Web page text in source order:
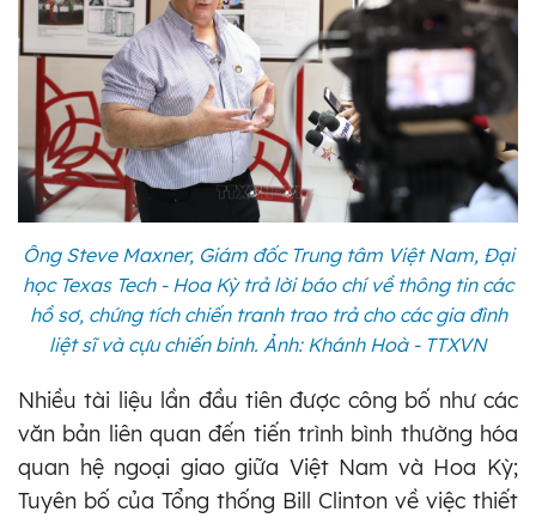
Ông Steve Maxner, Giám đốc Trung tâm Việt Nam, Đại
học Texas Tech - Hoa Kỳ trả lời báo chí về thông tin các
hồ sơ, chứng tích chiến tranh trao trả cho các gia đình
liệt sĩ và cựu chiến binh. Ảnh: Khánh Hoà - TTXVN
Nhiều tài liệu lần đầu tiên được công bố như các
văn bản liên quan đến tiến trình bình thường hóa
quan hệ ngoại giao giữa Việt Nam và Hoa Kỳ;
Tuyên bố của Tổng thống Bill Clinton về việc thiết